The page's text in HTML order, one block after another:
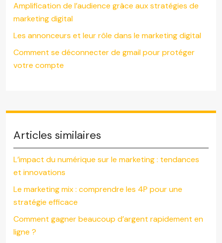
Amplification de l’audience grâce aux stratégies de
marketing digital
Les annonceurs et leur rôle dans le marketing digital
Comment se déconnecter de gmail pour protéger
votre compte
Articles similaires
L’impact du numérique sur le marketing : tendances
et innovations
Le marketing mix : comprendre les 4P pour une
stratégie efficace
Comment gagner beaucoup d’argent rapidement en
ligne ?